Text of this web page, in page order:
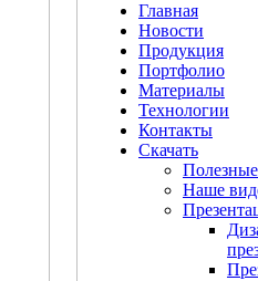
Главная
Новости
Продукция
Портфолио
Материалы
Технологии
Контакты
Скачать
Наше